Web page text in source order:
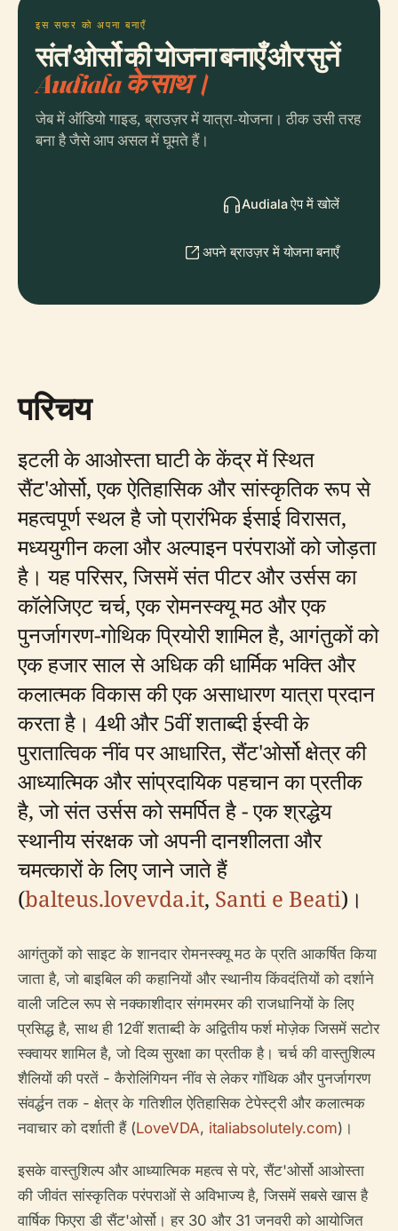
इस सफर को अपना बनाएँ
संत'ओर्सो की योजना बनाएँ और सुनें
Audiala के साथ।
जेब में ऑडियो गाइड, ब्राउज़र में यात्रा-योजना। ठीक उसी तरह
बना है जैसे आप असल में घूमते हैं।
Audiala ऐप में खोलें
अपने ब्राउज़र में योजना बनाएँ
परिचय
इटली के आओस्ता घाटी के केंद्र में स्थित
सैंट'ओर्सो, एक ऐतिहासिक और सांस्कृतिक रूप से
महत्वपूर्ण स्थल है जो प्रारंभिक ईसाई विरासत,
मध्ययुगीन कला और अल्पाइन परंपराओं को जोड़ता
है। यह परिसर, जिसमें संत पीटर और उर्सस का
कॉलेजिएट चर्च, एक रोमनस्क्यू मठ और एक
पुनर्जागरण-गोथिक प्रियोरी शामिल है, आगंतुकों को
एक हजार साल से अधिक की धार्मिक भक्ति और
कलात्मक विकास की एक असाधारण यात्रा प्रदान
करता है। 4थी और 5वीं शताब्दी ईस्वी के
पुरातात्विक नींव पर आधारित, सैंट'ओर्सो क्षेत्र की
आध्यात्मिक और सांप्रदायिक पहचान का प्रतीक
है, जो संत उर्सस को समर्पित है - एक श्रद्धेय
स्थानीय संरक्षक जो अपनी दानशीलता और
चमत्कारों के लिए जाने जाते हैं
(balteus.lovevda.it, Santi e Beati)।
आगंतुकों को साइट के शानदार रोमनस्क्यू मठ के प्रति आकर्षित किया
जाता है, जो बाइबिल की कहानियों और स्थानीय किंवदंतियों को दर्शाने
वाली जटिल रूप से नक्काशीदार संगमरमर की राजधानियों के लिए
प्रसिद्ध है, साथ ही 12वीं शताब्दी के अद्वितीय फर्श मोज़ेक जिसमें सटोर
स्क्वायर शामिल है, जो दिव्य सुरक्षा का प्रतीक है। चर्च की वास्तुशिल्प
शैलियों की परतें - कैरोलिंगियन नींव से लेकर गॉथिक और पुनर्जागरण
संवर्द्धन तक - क्षेत्र के गतिशील ऐतिहासिक टेपेस्ट्री और कलात्मक
नवाचार को दर्शाती हैं (LoveVDA, italiabsolutely.com)।
इसके वास्तुशिल्प और आध्यात्मिक महत्व से परे, सैंट'ओर्सो आओस्ता
की जीवंत सांस्कृतिक परंपराओं से अविभाज्य है, जिसमें सबसे खास है
वार्षिक फिएरा डी सैंट'ओर्सो। हर 30 और 31 जनवरी को आयोजित